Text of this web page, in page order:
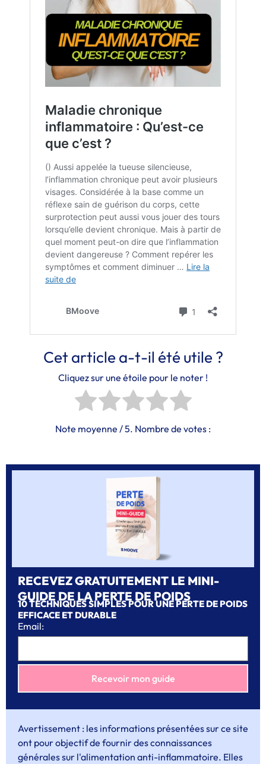
Cet article a-t-il été utile ?
Cliquez sur une étoile pour le noter !
Note moyenne / 5. Nombre de votes :
RECEVEZ GRATUITEMENT LE MINI-
GUIDE DE LA PERTE DE POIDS
10 TECHNIQUES SIMPLES POUR UNE PERTE DE POIDS
EFFICACE ET DURABLE
Email:
Avertissement : les informations présentées sur ce site
ont pour objectif de fournir des connaissances
générales sur l'alimentation anti-inflammatoire. Elles